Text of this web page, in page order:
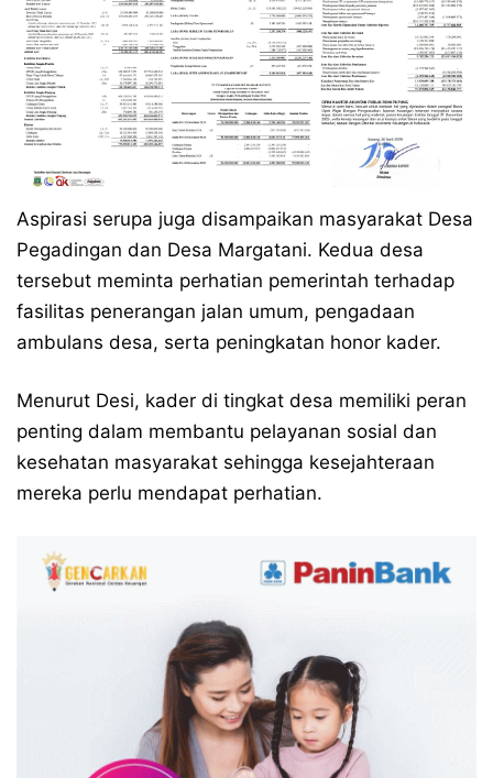
Aspirasi serupa juga disampaikan masyarakat Desa
Pegadingan dan Desa Margatani. Kedua desa
tersebut meminta perhatian pemerintah terhadap
fasilitas penerangan jalan umum, pengadaan
ambulans desa, serta peningkatan honor kader.
Menurut Desi, kader di tingkat desa memiliki peran
penting dalam membantu pelayanan sosial dan
kesehatan masyarakat sehingga kesejahteraan
mereka perlu mendapat perhatian.